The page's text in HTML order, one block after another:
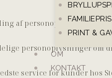
PRINT &
OM
KONTAKT
af personoplysninger
i
personoplysninger om
service for kunder hos